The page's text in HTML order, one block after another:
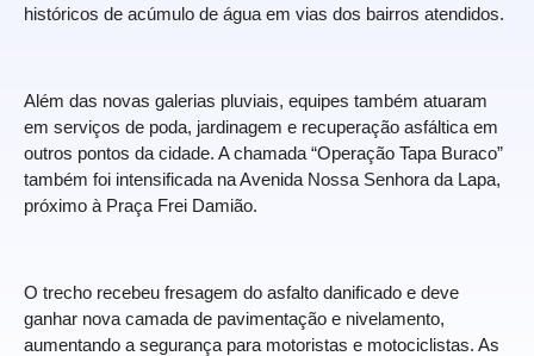
históricos de acúmulo de água em vias dos bairros atendidos.
Além das novas galerias pluviais, equipes também atuaram
em serviços de poda, jardinagem e recuperação asfáltica em
outros pontos da cidade. A chamada “Operação Tapa Buraco”
também foi intensificada na Avenida Nossa Senhora da Lapa,
próximo à Praça Frei Damião.
O trecho recebeu fresagem do asfalto danificado e deve
ganhar nova camada de pavimentação e nivelamento,
aumentando a segurança para motoristas e motociclistas. As